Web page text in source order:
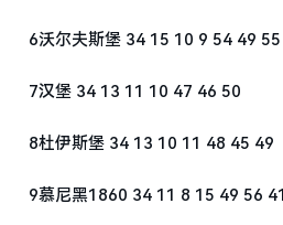
6沃尔夫斯堡 34 15 10 9 54 49 55
7汉堡 34 13 11 10 47 46 50
8杜伊斯堡 34 13 10 11 48 45 49
9慕尼黑1860 34 11 8 15 49 56 41